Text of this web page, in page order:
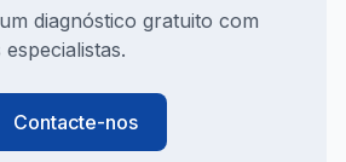
diagnóstico gratuito com
Contacte-nos